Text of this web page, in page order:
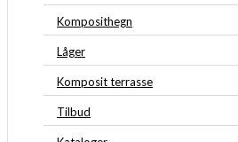
Komposithegn
Låger
Komposit terrasse
Tilbud